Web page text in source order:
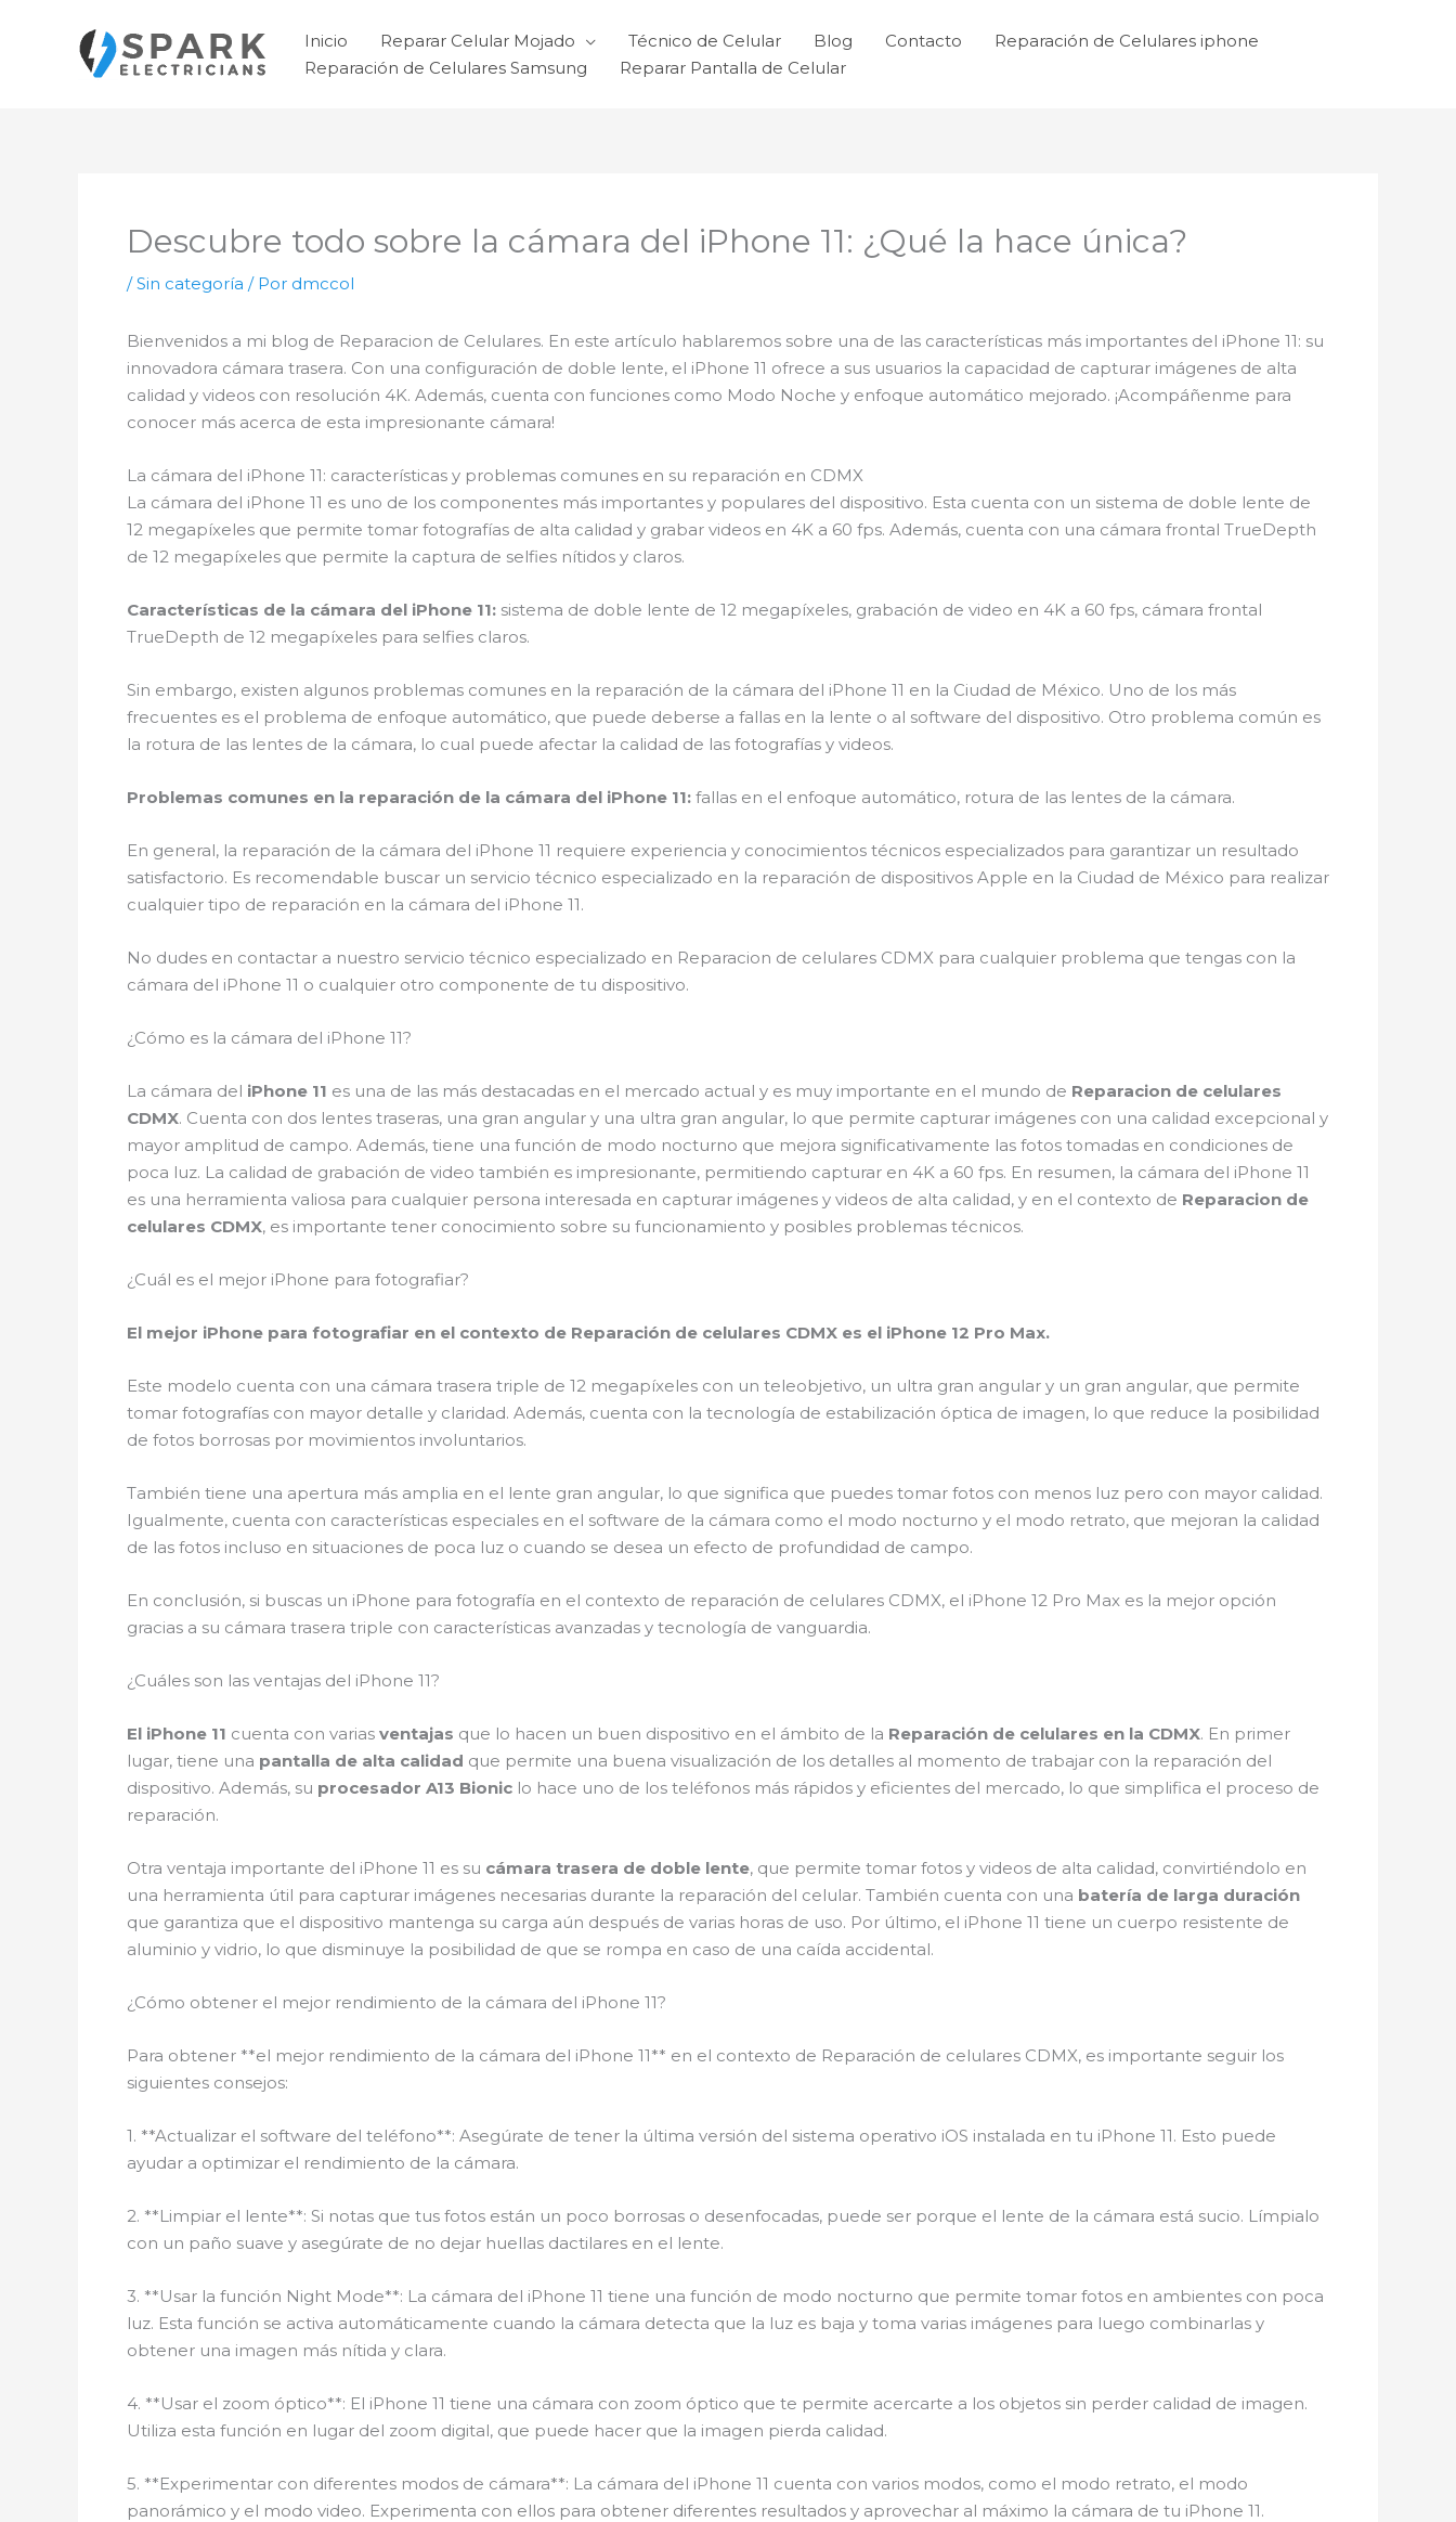
contenido
Inicio Reparar Celular Mojado Técnico de Celular Blog Contacto
Reparación de Celulares iphone
Reparación de Celulares Samsung
Reparar Pantalla de Celular
Descubre todo sobre la cámara del iPhone 11: ¿Qué la hace única?
/Sin categoría / Por dmccol
Bienvenidos a mi blog de Reparacion de Celulares. En este artículo hablaremos sobre una de las características más importantes del iPhone 11: su
innovadora cámara trasera. Con una configuración de doble lente, el iPhone 11 ofrece a sus usuarios la capacidad de capturar imágenes de alta
calidad y videos con resolución 4K. Además, cuenta con funciones como Modo Noche y enfoque automático mejorado. ¡Acompáñenme para
conocer más acerca de esta impresionante cámara!
La cámara del iPhone 11: características y problemas comunes en su reparación en CDMX
La cámara del iPhone 11 es uno de los componentes más importantes y populares del dispositivo. Esta cuenta con un sistema de doble lente de
12 megapíxeles que permite tomar fotografías de alta calidad y grabar videos en 4K a 60 fps. Además, cuenta con una cámara frontal TrueDepth
de 12 megapíxeles que permite la captura de selfies nítidos y claros.
Características de la cámara del iPhone 11: sistema de doble lente de 12 megapíxeles, grabación de video en 4K a 60 fps, cámara frontal
TrueDepth de 12 megapíxeles para selfies claros.
Sin embargo, existen algunos problemas comunes en la reparación de la cámara del iPhone 11 en la Ciudad de México. Uno de los más
frecuentes es el problema de enfoque automático, que puede deberse a fallas en la lente o al software del dispositivo. Otro problema común es
la rotura de las lentes de la cámara, lo cual puede afectar la calidad de las fotografías y videos.
Problemas comunes en la reparación de la cámara del iPhone 11: fallas en el enfoque automático, rotura de las lentes de la cámara.
En general, la reparación de la cámara del iPhone 11 requiere experiencia y conocimientos técnicos especializados para garantizar un resultado
satisfactorio. Es recomendable buscar un servicio técnico especializado en la reparación de dispositivos Apple en la Ciudad de México para realizar
cualquier tipo de reparación en la cámara del iPhone 11.
No dudes en contactar a nuestro servicio técnico especializado en Reparacion de celulares CDMX para cualquier problema que tengas con la
cámara del iPhone 11 o cualquier otro componente de tu dispositivo.
¿Cómo es la cámara del iPhone 11?
La cámara del iPhone 11 es una de las más destacadas en el mercado actual y es muy importante en el mundo de Reparacion de celulares
CDMX. Cuenta con dos lentes traseras, una gran angular y una ultra gran angular, lo que permite capturar imágenes con una calidad excepcional y
mayor amplitud de campo. Además, tiene una función de modo nocturno que mejora significativamente las fotos tomadas en condiciones de
poca luz. La calidad de grabación de video también es impresionante, permitiendo capturar en 4K a 60 fps. En resumen, la cámara del iPhone 11
es una herramienta valiosa para cualquier persona interesada en capturar imágenes y videos de alta calidad, y en el contexto de Reparacion de
celulares CDMX, es importante tener conocimiento sobre su funcionamiento y posibles problemas técnicos.
¿Cuál es el mejor iPhone para fotografiar?
El mejor iPhone para fotografiar en el contexto de Reparación de celulares CDMX es el iPhone 12 Pro Max.
Este modelo cuenta con una cámara trasera triple de 12 megapíxeles con un teleobjetivo, un ultra gran angular y un gran angular, que permite
tomar fotografías con mayor detalle y claridad. Además, cuenta con la tecnología de estabilización óptica de imagen, lo que reduce la posibilidad
de fotos borrosas por movimientos involuntarios.
También tiene una apertura más amplia en el lente gran angular, lo que significa que puedes tomar fotos con menos luz pero con mayor calidad.
Igualmente, cuenta con características especiales en el software de la cámara como el modo nocturno y el modo retrato, que mejoran la calidad
de las fotos incluso en situaciones de poca luz o cuando se desea un efecto de profundidad de campo.
En conclusión, si buscas un iPhone para fotografía en el contexto de reparación de celulares CDMX, el iPhone 12 Pro Max es la mejor opción
gracias a su cámara trasera triple con características avanzadas y tecnología de vanguardia.
¿Cuáles son las ventajas del iPhone 11?
El iPhone 11 cuenta con varias ventajas que lo hacen un buen dispositivo en el ámbito de la Reparación de celulares en la CDMX. En primer
lugar, tiene una pantalla de alta calidad que permite una buena visualización de los detalles al momento de trabajar con la reparación del
dispositivo. Además, su procesador A13 Bionic lo hace uno de los teléfonos más rápidos y eficientes del mercado, lo que simplifica el proceso de
reparación.
Otra ventaja importante del iPhone 11 es su cámara trasera de doble lente, que permite tomar fotos y videos de alta calidad, convirtiéndolo en
una herramienta útil para capturar imágenes necesarias durante la reparación del celular. También cuenta con una batería de larga duración
que garantiza que el dispositivo mantenga su carga aún después de varias horas de uso. Por último, el iPhone 11 tiene un cuerpo resistente de
aluminio y vidrio, lo que disminuye la posibilidad de que se rompa en caso de una caída accidental.
¿Cómo obtener el mejor rendimiento de la cámara del iPhone 11?
Para obtener **el mejor rendimiento de la cámara del iPhone 11** en el contexto de Reparación de celulares CDMX, es importante seguir los
siguientes consejos:
1. **Actualizar el software del teléfono**: Asegúrate de tener la última versión del sistema operativo iOS instalada en tu iPhone 11. Esto puede
ayudar a optimizar el rendimiento de la cámara.
2. **Limpiar el lente**: Si notas que tus fotos están un poco borrosas o desenfocadas, puede ser porque el lente de la cámara está sucio. Límpialo
con un paño suave y asegúrate de no dejar huellas dactilares en el lente.
3. **Usar la función Night Mode**: La cámara del iPhone 11 tiene una función de modo nocturno que permite tomar fotos en ambientes con poca
luz. Esta función se activa automáticamente cuando la cámara detecta que la luz es baja y toma varias imágenes para luego combinarlas y
obtener una imagen más nítida y clara.
4. **Usar el zoom óptico**: El iPhone 11 tiene una cámara con zoom óptico que te permite acercarte a los objetos sin perder calidad de imagen.
Utiliza esta función en lugar del zoom digital, que puede hacer que la imagen pierda calidad.
5. **Experimentar con diferentes modos de cámara**: La cámara del iPhone 11 cuenta con varios modos, como el modo retrato, el modo
panorámico y el modo video. Experimenta con ellos para obtener diferentes resultados y aprovechar al máximo la cámara de tu iPhone 11.